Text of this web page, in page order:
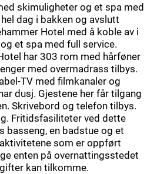
skimuligheter og et spa med
dag i bakken og avslutt
Hotel med å koble av i
et spa med full service.
har 303 rom med hårføner
med overmadrass tilbys.
TV med filmkanaler og
dusj. Gjestene her får tilgang
Skrivebord og telefon tilbys.
Fritidsfasiliteter ved dette
basseng, en badstue og et
som er oppført
enten på overnattingsstedet
kan tilkomme.